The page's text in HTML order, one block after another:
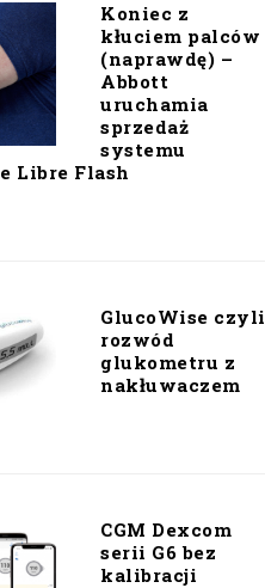
Koniec z
kłuciem palców
(naprawdę) –
Abbott
uruchamia
sprzedaż
systemu
Libre Flash
GlucoWise czyli
rozwód
glukometru z
nakłuwaczem
CGM Dexcom
serii G6 bez
kalibracji